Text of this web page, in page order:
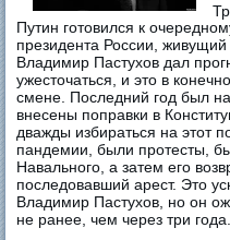
Путин готовился к
президента России,
Владимир Пастухов дал
ужесточаться, и это в
смене. Последний год был
внесены поправки в
дважды избираться на этот
пандемии, были протесты,
Навального, а затем его
последовавший арест. Это
Владимир Пастухов, но он
не ранее, чем через три года.